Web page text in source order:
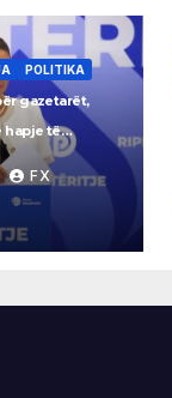
POLITIKA
gazetarët,
hapje të
FX